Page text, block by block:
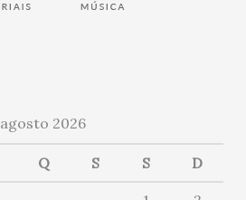
agosto 2026
Q S S D